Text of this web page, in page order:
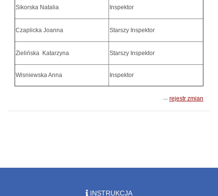
Sikorska Natalia Inspektor
Czaplicka Joanna Starszy Inspektor
Zielińska Katarzyna Starszy Inspektor
Wisniewska Anna Inspektor
rejestr zmian
INSTRUKCJA